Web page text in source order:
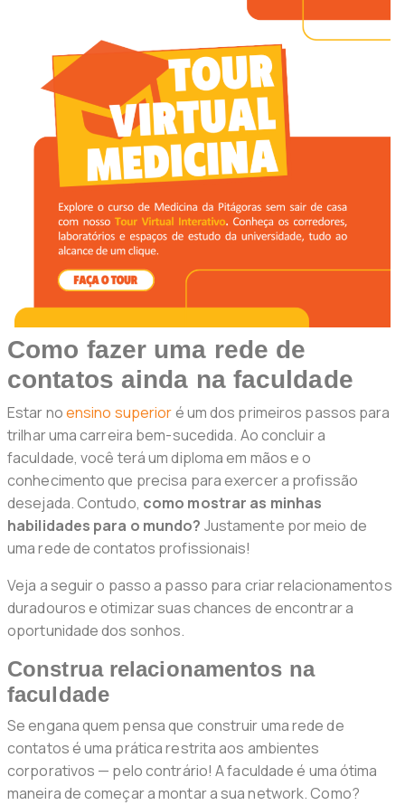
Como fazer uma rede de
contatos ainda na faculdade
Estar noensino superioré um dos primeiros passos para
trilhar uma carreira bem-sucedida. Ao concluir a
faculdade, você terá um diploma em mãos e o
conhecimento que precisa para exercer a profissão
desejada. Contudo, como mostrar as minhas
habilidades para o mundo? Justamente por meio de
uma rede de contatos profissionais!
Veja a seguir o passo a passo para criar relacionamentos
duradouros e otimizar suas chances de encontrar a
oportunidade dos sonhos.
Construa relacionamentos na
faculdade
Se engana quem pensa que construir uma rede de
contatos é uma prática restrita aos ambientes
corporativos — pelo contrário! A faculdade é uma ótima
maneira de começar a montar a sua network. Como?